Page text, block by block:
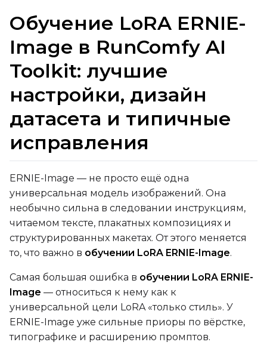
QUANTIZATION
Transformer
Text Encoder
qfloat8 (default)
Compile Options
TARGET
LoRA
Linear Rank
SAVE
Data Type
Обучение LoRA ERNIE-
Image в RunComfy AI
Toolkit: лучшие
настройки, дизайн
датасета и типичные
исправления
ERNIE-Image — не просто ещё одна
универсальная модель изображений. Она
необычно сильна в следовании инструкциям,
читаемом тексте, плакатных композициях и
структурированных макетах. От этого меняется
то, что важно в обучении LoRA ERNIE-Image.
Самая большая ошибка в обучении LoRA ERNIE-
Image — относиться к нему как к
универсальной цели LoRA «только стиль». У
ERNIE-Image уже сильные приоры по вёрстке,
типографике и расширению промптов.